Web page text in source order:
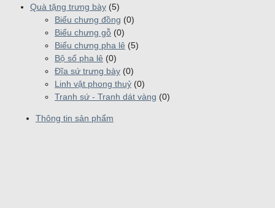
Quà tặng trưng bày (5)
Biểu chưng đồng (0)
Biểu chưng gỗ (0)
Biểu chưng pha lê (5)
Bộ số pha lê (0)
Đĩa sứ trưng bày (0)
Linh vật phong thuỷ (0)
Tranh sứ - Tranh dát vàng (0)
Thông tin sản phẩm